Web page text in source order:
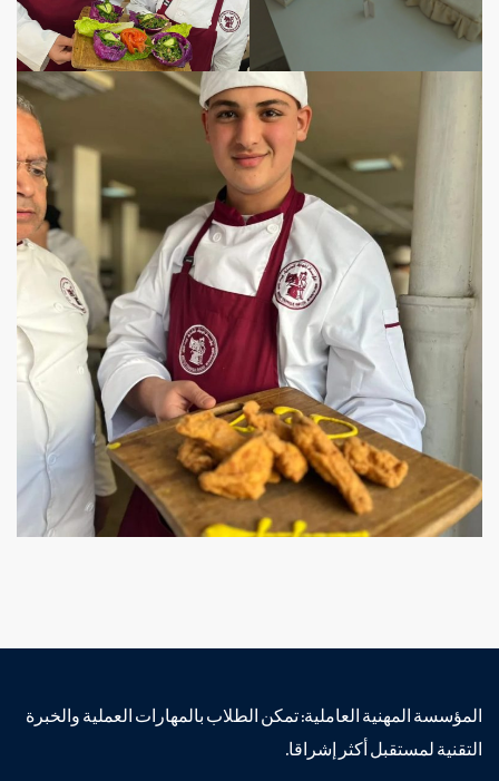
المؤسسة المهنية العاملية: تمكن الطلاب بالمهارات العملية والخبرة
التقنية لمستقبل أكثر إشراقا.